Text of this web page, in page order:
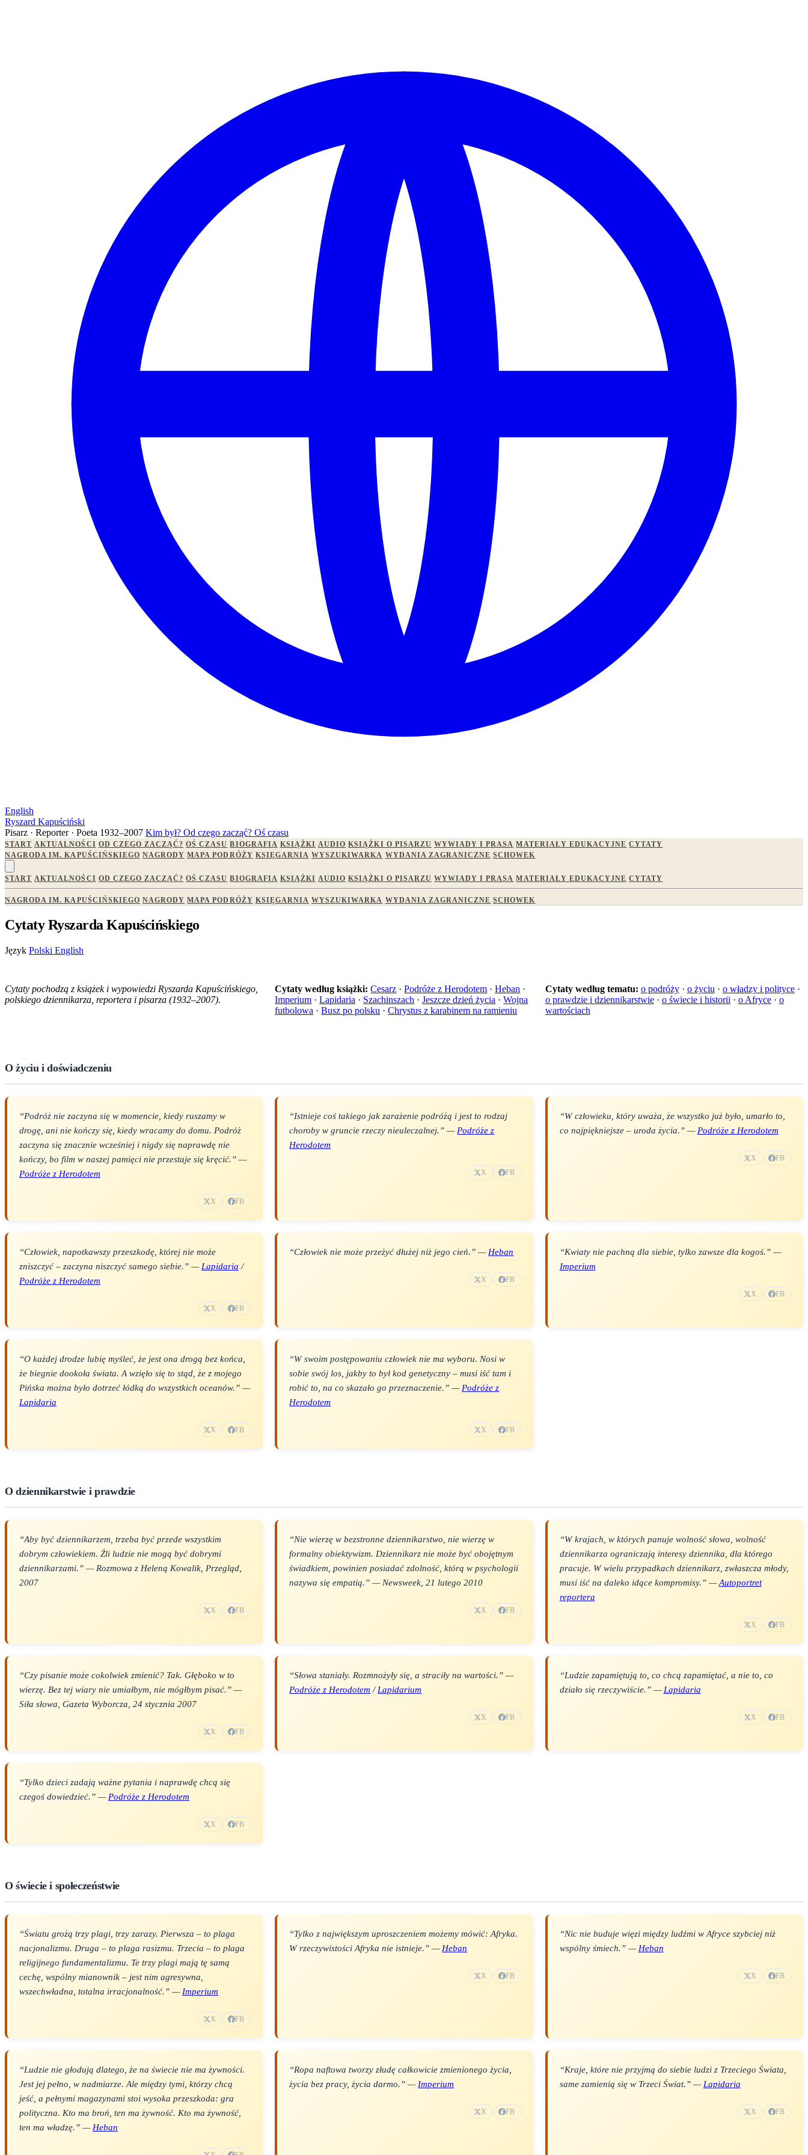
English
Ryszard Kapuściński
Pisarz · Reporter · Poeta 1932–2007 Kim był? Od czego zacząć? Oś czasu
START AKTUALNOŚCI OD CZEGO ZACZĄĆ? OŚ CZASU BIOGRAFIA KSIĄŻKI AUDIO KSIĄŻKI O PISARZU WYWIADY I PRASA MATERIAŁY EDUKACYJNE CYTATY
NAGRODA IM. KAPUŚCIŃSKIEGO NAGRODY MAPA PODRÓŻY KSIĘGARNIA WYSZUKIWARKA WYDANIA ZAGRANICZNE SCHOWEK
START AKTUALNOŚCI OD CZEGO ZACZĄĆ? OŚ CZASU BIOGRAFIA KSIĄŻKI AUDIO KSIĄŻKI O PISARZU WYWIADY I PRASA MATERIAŁY EDUKACYJNE CYTATY
NAGRODA IM. KAPUŚCIŃSKIEGO NAGRODY MAPA PODRÓŻY KSIĘGARNIA WYSZUKIWARKA WYDANIA ZAGRANICZNE SCHOWEK
Cytaty Ryszarda Kapuścińskiego
Język Polski English
Cytaty pochodzą z książek i wypowiedzi Ryszarda Kapuścińskiego,
polskiego dziennikarza, reportera i pisarza (1932–2007).
Cytaty według książki: Cesarz ·Podróże z Herodotem ·Heban ·
Imperium ·Lapidaria · Szachinszach ·Jeszcze dzień życia ·Wojna
futbolowa ·Busz po polsku ·Chrystus z karabinem na ramieniu
Cytaty według tematu: o podróży· o życiu · o władzy i polityce·
o prawdzie i dziennikarstwie· o świecie i historii · o Afryce· o
wartościach
O życiu i doświadczeniu
“Podróż nie zaczyna się w momencie, kiedy ruszamy w
drogę, ani nie kończy się, kiedy wracamy do domu. Podróż
zaczyna się znacznie wcześniej i nigdy się naprawdę nie
kończy, bo film w naszej pamięci nie przestaje się kręcić.” —
Podróże z Herodotem
X FB
“Istnieje coś takiego jak zarażenie podróżą i jest to rodzaj
choroby w gruncie rzeczy nieuleczalnej.” — Podróże z
Herodotem
X FB
“W człowieku, który uważa, że wszystko już było, umarło to,
co najpiękniejsze – uroda życia.” — Podróże z Herodotem
X FB
“Człowiek, napotkawszy przeszkodę, której nie może
zniszczyć – zaczyna niszczyć samego siebie.” — Lapidaria /
Podróże z Herodotem
X FB
“Człowiek nie może przeżyć dłużej niż jego cień.” — Heban
X FB
“Kwiaty nie pachną dla siebie, tylko zawsze dla kogoś.” —
Imperium
X FB
“O każdej drodze lubię myśleć, że jest ona drogą bez końca,
że biegnie dookoła świata. A wzięło się to stąd, że z mojego
Pińska można było dotrzeć łódką do wszystkich oceanów.” —
Lapidaria
X FB
“W swoim postępowaniu człowiek nie ma wyboru. Nosi w
sobie swój los, jakby to był kod genetyczny – musi iść tam i
robić to, na co skazało go przeznaczenie.” — Podróże z
Herodotem
X FB
O dziennikarstwie i prawdzie
“Aby być dziennikarzem, trzeba być przede wszystkim
dobrym człowiekiem. Źli ludzie nie mogą być dobrymi
dziennikarzami.” — Rozmowa z Heleną Kowalik, Przegląd
2007
X FB
“Nie wierzę w bezstronne dziennikarstwo, nie wierzę w
formalny obiektywizm. Dziennikarz nie może być obojętnym
świadkiem, powinien posiadać zdolność, którą w psychologii
nazywa się empatią.” — Newsweek , 21 lutego 2010
X FB
“W krajach, w których panuje wolność słowa, wolność
dziennikarza ograniczają interesy dziennika, dla którego
pracuje. W wielu przypadkach dziennikarz, zwłaszcza młody,
musi iść na daleko idące kompromisy.” —Autoportret
reportera
X FB
“Czy pisanie może cokolwiek zmienić? Tak. Głęboko w to
wierzę. Bez tej wiary nie umiałbym, nie mógłbym pisać.” —
Siła słowa , Gazeta Wyborcza, 24 stycznia 2007
X FB
“Słowa staniały. Rozmnożyły się, a straciły na wartości.” —
Podróże z Herodotem / Lapidarium
X FB
“Ludzie zapamiętują to, co chcą zapamiętać, a nie to, co
działo się rzeczywiście.” — Lapidaria
X FB
“Tylko dzieci zadają ważne pytania i naprawdę chcą się
czegoś dowiedzieć.” — Podróże z Herodotem
X FB
O świecie i społeczeństwie
“Światu grożą trzy plagi, trzy zarazy. Pierwsza – to plaga
nacjonalizmu. Druga – to plaga rasizmu. Trzecia – to plaga
religijnego fundamentalizmu. Te trzy plagi mają tę samą
cechę, wspólny mianownik – jest nim agresywna,
wszechwładna, totalna irracjonalność.” — Imperium
X FB
“Tylko z największym uproszczeniem możemy mówić: Afryka.
W rzeczywistości Afryka nie istnieje.” — Heban
X FB
“Nic nie buduje więzi między ludźmi w Afryce szybciej niż
wspólny śmiech.” — Heban
X FB
“Ludzie nie głodują dlatego, że na świecie nie ma żywności.
Jest jej pełno, w nadmiarze. Ale między tymi, którzy chcą
jeść, a pełnymi magazynami stoi wysoka przeszkoda: gra
polityczna. Kto ma broń, ten ma żywność. Kto ma żywność,
ten ma władzę.” — Heban
“Ropa naftowa tworzy złudę całkowicie zmienionego życia,
życia bez pracy, życia darmo.” — Imperium
X FB
“Kraje, które nie przyjmą do siebie ludzi z Trzeciego Świata,
same zamienią się w Trzeci Świat.” — Lapidaria
X FB